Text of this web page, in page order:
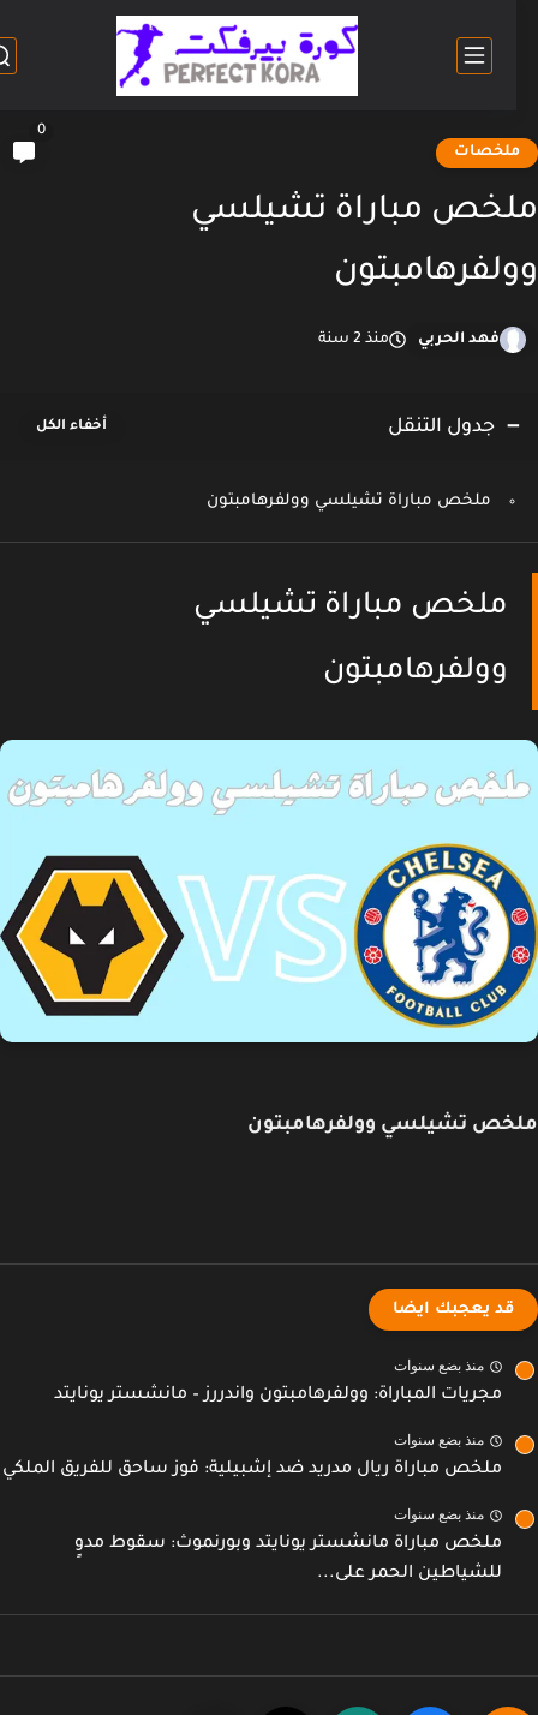
مباراة تشيلسي
فهد الحربي منذ 2 سنة
جدول التنقل
ملخص مباراة تشيلسي وولفرهامبتون
ملخص مباراة تشيلسي
وولفرهامبتون
تشيلسي وولفرهامبتون
قد يعجبك ايضا
منذ بضع سنوات
مجريات المباراة: وولفرهامبتون واندررز – مانشستر يونايتد
منذ بضع سنوات
ملخص مباراة ريال مدريد ضد إشبيلية: فوز ساحق للفريق الملكي
منذ بضع سنوات
ملخص مباراة مانشستر يونايتد وبورنموث: سقوط مدوٍ
للشياطين الحمر على...